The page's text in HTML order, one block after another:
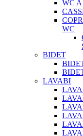
WC
WC
BIDET
LAVABI